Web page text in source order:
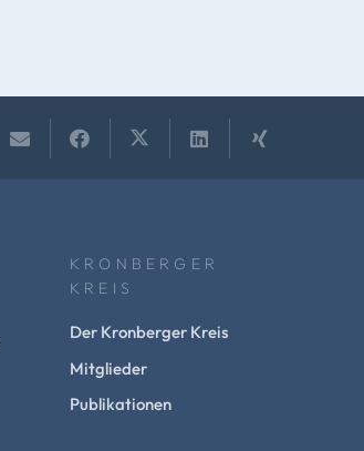
KRONBERGER
KREIS
Der Kronberger Kreis
Mitglieder
Publikationen